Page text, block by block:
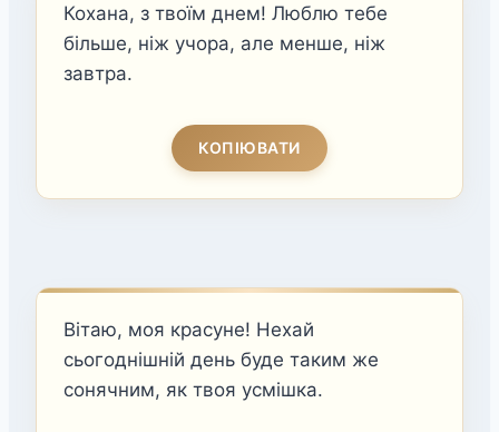
Кохана, з твоїм днем! Люблю тебе
більше, ніж учора, але менше, ніж
завтра.
КОПІЮВАТИ
Вітаю, моя красуне! Нехай
сьогоднішній день буде таким же
сонячним, як твоя усмішка.